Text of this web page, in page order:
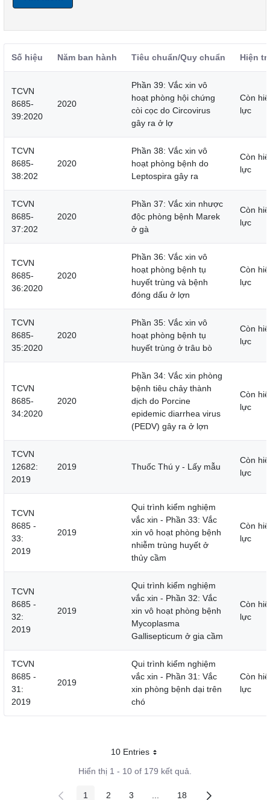
Số hiệu Năm ban hành Tiêu chuẩn/Quy chuẩn Hiện
TCVN
8685-
39:2020
2020
Phần 39: Vắc xin vô
hoạt phòng hội chứng
còi cọc do Circovirus
gây ra ở lợ
Còn
lực
TCVN
8685-
38:202
2020
Phần 38: Vắc xin vô
hoạt phòng bệnh do
Leptospira gây ra
Còn
lực
TCVN
8685-
37:202
2020
Phần 37: Vắc xin nhược
độc phòng bệnh Marek
ở gà
Còn
lực
TCVN
8685-
36:2020
2020
Phần 36: Vắc xin vô
hoạt phòng bệnh tụ
huyết trùng và bệnh
đóng dấu ở lợn
Còn
lực
TCVN
8685-
35:2020
2020
Phần 35: Vắc xin vô
hoạt phòng bệnh tụ
huyết trùng ở trâu bò
Còn
lực
TCVN
8685-
34:2020
2020
Phần 34: Vắc xin phòng
bệnh tiêu chảy thành
dịch do Porcine
epidemic diarrhea virus
(PEDV) gây ra ở lợn
Còn
lực
TCVN
12682:
2019
2019 Thuốc Thú y - Lấy mẫu
Còn
lực
TCVN
8685 -
33:
2019
2019
Qui trình kiểm nghiệm
vắc xin - Phần 33: Vắc
xin vô hoạt phòng bệnh
nhiễm trùng huyết ở
thủy cầm
Còn
lực
TCVN
8685 -
32:
2019
2019
Qui trình kiểm nghiệm
vắc xin - Phần 32: Vắc
xin vô hoạt phòng bệnh
Mycoplasma
Gallisepticum ở gia cầm
Còn
lực
TCVN
8685 -
31:
2019
2019
Qui trình kiểm nghiệm
vắc xin - Phần 31: Vắc
xin phòng bệnh dại trên
chó
Còn
lực
10 EntriesMỗi trang
Hiển thị 1 - 10 of 179 kết quả.
1 2 3 18